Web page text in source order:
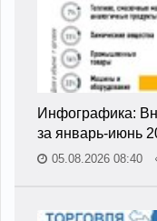
Инфографика:
за январь-июнь
05.08.2026 08:40